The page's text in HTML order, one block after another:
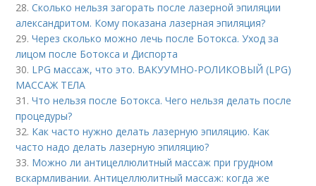
28.Сколько нельзя загорать после лазерной эпиляции
александритом. Кому показана лазерная эпиляция?
29.Через сколько можно лечь после Ботокса. Уход за
лицом после Ботокса и Диспорта
30. LPG массаж, что это. ВАКУУМНО-РОЛИКОВЫЙ (LPG)
МАССАЖ ТЕЛА
31.Что нельзя после Ботокса. Чего нельзя делать после
процедуры?
32. Как часто нужно делать лазерную эпиляцию. Как
часто надо делать лазерную эпиляцию?
33. Можно ли антицеллюлитный массаж при грудном
вскармливании. Антицеллюлитный массаж: когда же